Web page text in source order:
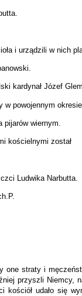
i urządzili w nich
kardynał Józef
powojennym
pijarów wiernym.
kościelnymi został
Ludwika Narbutta.
straty i
przyszli Niemcy,
udało się